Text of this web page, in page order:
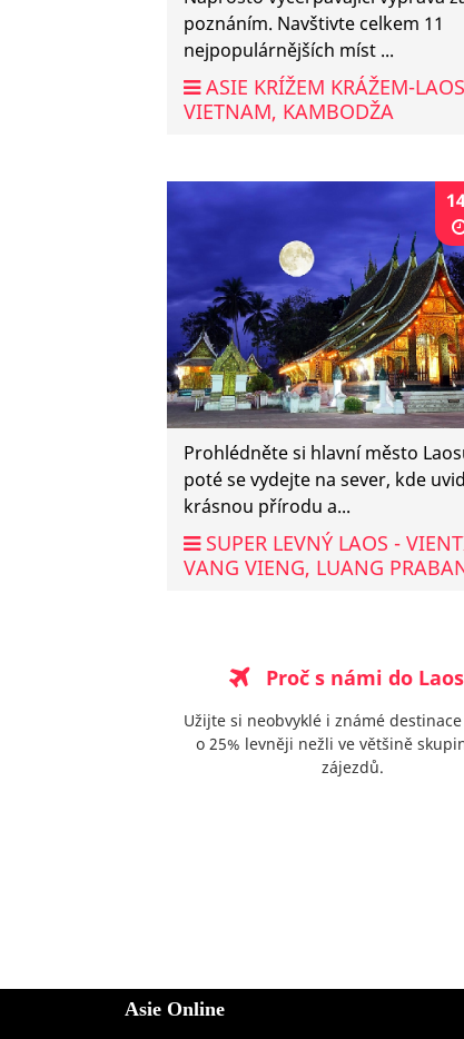
poznáním. Navštivte celkem 11
nejpopulárnějších míst ...
ASIE KRÍŽEM KRÁŽEM-
VIETNAM, KAMBODŽA
Prohlédněte si hlavní město
poté se vydejte na sever, kde
krásnou přírodu a...
SUPER LEVNÝ LAOS -
VANG VIENG, LUANG
Proč s námi do
Užijte si neobvyklé i známé destinace
o 25% levněji nežli ve většině
zájezdů.
Asie Online